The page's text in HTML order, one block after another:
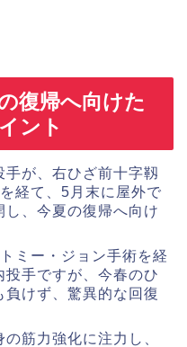
復帰へ向けた
ント
手が、右ひざ前十字靱
経て、5月末に屋外で
し、今夏の復帰へ向け
ミー・ジョン手術を経
手ですが、今春のひ
負けず、驚異的な回復
筋力強化に注力し、